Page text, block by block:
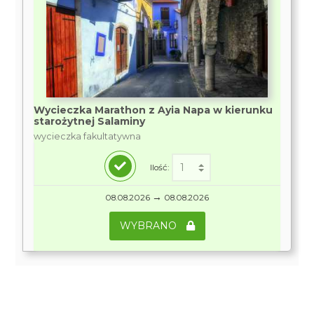
Wycieczka Marathon z Ayia Napa w kierunku
starożytnej Salaminy
wycieczka fakultatywna
Ilość:
08.08.2026 → 08.08.2026
WYBRANO